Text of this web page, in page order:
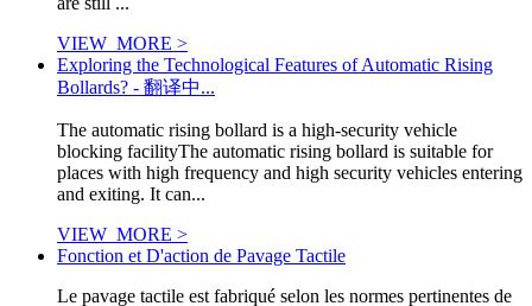
VIEW_MORE >
Exploring the Technological Features of Automatic Rising
Bollards? - 翻译中...
The automatic rising bollard is a high-security vehicle
blocking facilityThe automatic rising bollard is suitable for
places with high frequency and high security vehicles entering
and exiting. It can...
VIEW_MORE >
Fonction et D'action de Pavage Tactile
Le pavage tactile est fabriqué selon les normes pertinentes de